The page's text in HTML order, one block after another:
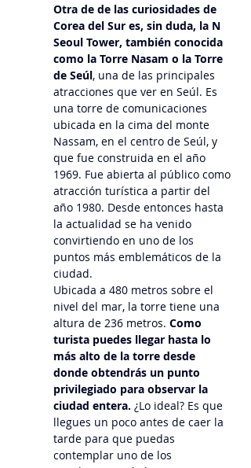
Otra de de las curiosidades de
Corea del Sur es, sin duda, la N
Seoul Tower, también conocida
como la Torre Nasam o la Torre
de Seúl, una de las principales
atracciones que ver en Seúl. Es
una torre de comunicaciones
ubicada en la cima del monte
Nassam, en el centro de Seúl, y
que fue construida en el año
1969. Fue abierta al público como
atracción turística a partir del
año 1980. Desde entonces hasta
la actualidad se ha venido
convirtiendo en uno de los
puntos más emblemáticos de la
ciudad.
Ubicada a 480 metros sobre el
nivel del mar, la torre tiene una
altura de 236 metros. Como
turista puedes llegar hasta lo
más alto de la torre desde
donde obtendrás un punto
privilegiado para observar la
ciudad entera. ¿Lo ideal? Es que
llegues un poco antes de caer la
tarde para que puedas
contemplar uno de los